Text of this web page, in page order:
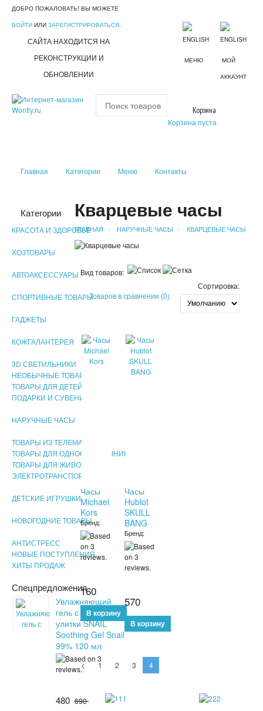
ДОБРО ПОЖАЛОВАТЬ! ВЫ МОЖЕТЕ
ВОЙТИ ИЛИ ЗАРЕГИСТРИРОВАТЬСЯ.
САЙТА НАХОДИТСЯ НА
РЕКОНСТРУКЦИИ И
ОБНОВЛЕНИИ
МЕНЮ
МОЙ
АККАУНТ
Корзина
Корзина пуста
Главная Категории Меню Контакты
Категории
КРАСОТА И ЗДОРОВЬЕ
ХОЗТОВАРЫ
АВТОАКСЕССУАРЫ
СПОРТИВНЫЕ ТОВАРЫ
ГАДЖЕТЫ
КОЖГАЛАНТЕРЕЯ
3D СВЕТИЛЬНИКИ
НЕОБЫЧНЫЕ ТОВАРЫ!!!
ТОВАРЫ ДЛЯ ДЕТЕЙ
ПОДАРКИ И СУВЕНИРЫ
НАРУЧНЫЕ ЧАСЫ
ТОВАРЫ ИЗ ТЕЛЕМАГАЗИНА
ТОВАРЫ ДЛЯ ОДНОСТРАНИЧНИКОВ
ТОВАРЫ ДЛЯ ЖИВОТНЫХ
ЭЛЕКТРОТРАНСПОРТ
ДЕТСКИЕ ИГРУШКИ
НОВОГОДНИЕ ТОВАРЫ
АНТИСТРЕСС
НОВЫЕ ПОСТУПЛЕНИЯ
ХИТЫ ПРОДАЖ
Спецпредложения
Увлажняющий
гель с муцином
улитки SNAIL
Soothing Gel Snail
99% 120 мл
480 690
Кварцевые часы
ГЛАВНАЯ НАРУЧНЫЕ ЧАСЫ КВАРЦЕВЫЕ ЧАСЫ
Вид товаров:
Товаров в сравнении (0)
Сортировка:
SALE
Часы
Michael
Kors
Бренд:
160
SALE
Часы
Hublot
SKULL
BANG
Бренд:
570
< 1 2 3 4